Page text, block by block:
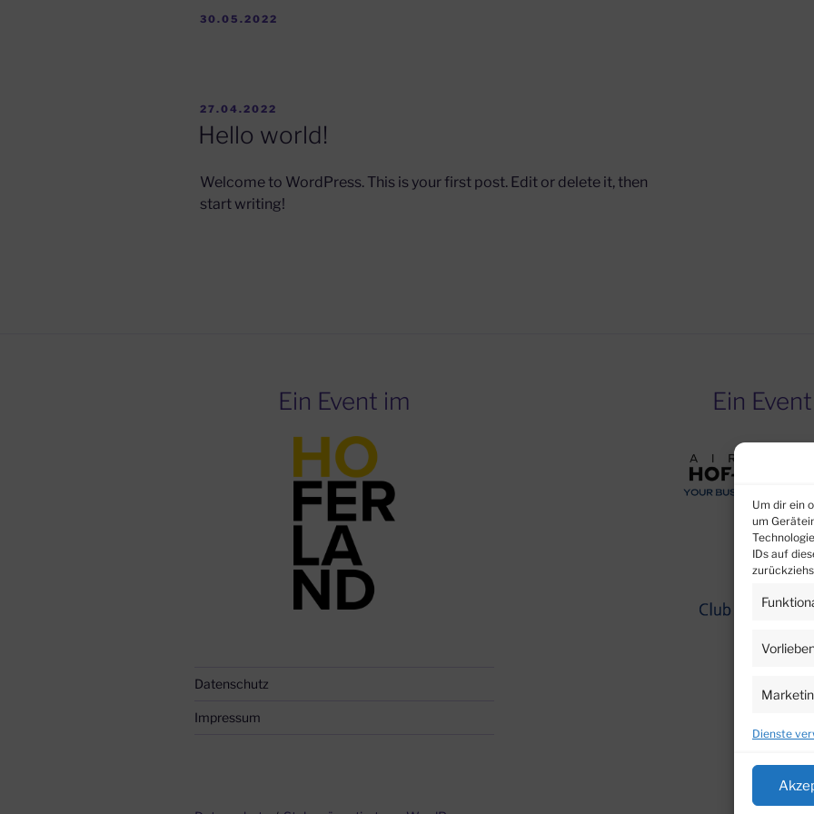
Um dir ein
um
IDs auf
Dienste
VERÖFFENTLICHT
30.05.2022
VERÖFFENTLICHT
27.04.2022
Hello world!
Welcome to WordPress. This is your first post. Edit or delete it, then
start writing!
Ein Event im
Datenschutz
Impressum
Ein